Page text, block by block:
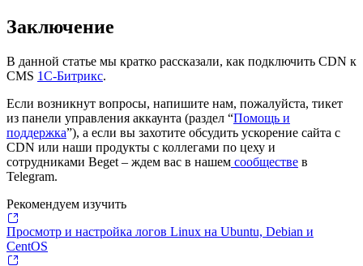
Заключение
В данной статье мы кратко рассказали, как подключить CDN к
CMS 1С-Битрикс.
Если возникнут вопросы, напишите нам, пожалуйста, тикет
из панели управления аккаунта (раздел “Помощь и
поддержка”), а если вы захотите обсудить ускорение сайта с
CDN или наши продукты с коллегами по цеху и
сотрудниками Beget – ждем вас в нашем сообществе в
Telegram.
Рекомендуем изучить
Просмотр и настройка логов Linux на Ubuntu, Debian и
CentOS